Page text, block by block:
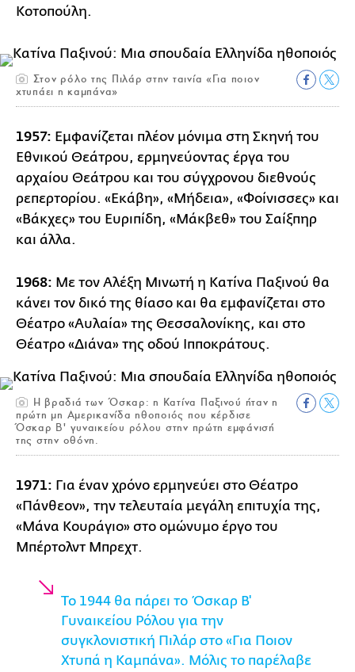
Κοτοπούλη.
Στον ρόλο της Πιλάρ στην ταινία «Για ποιον
χτυπάει η καμπάνα»
1957: Εμφανίζεται πλέον μόνιμα στη Σκηνή του
Εθνικού Θεάτρου, ερμηνεύοντας έργα του
αρχαίου Θεάτρου και του σύγχρονου διεθνούς
ρεπερτορίου. «Εκάβη», «Μήδεια», «Φοίνισσες» και
«Βάκχες» του Ευριπίδη, «Μάκβεθ» του Σαίξπηρ
και άλλα.
1968: Με τον Αλέξη Μινωτή η Κατίνα Παξινού θα
κάνει τον δικό της θίασο και θα εμφανίζεται στο
Θέατρο «Αυλαία» της Θεσσαλονίκης, και στο
Θέατρο «Διάνα» της οδού Ιπποκράτους.
Η βραδιά των Όσκαρ: η Κατίνα Παξινού ήταν η
πρώτη μη Αμερικανίδα ηθοποιός που κέρδισε
Όσκαρ Β' γυναικείου ρόλου στην πρώτη εμφάνισή
της στην οθόνη.
1971: Για έναν χρόνο ερμηνεύει στο Θέατρο
«Πάνθεον», την τελευταία μεγάλη επιτυχία της,
«Μάνα Κουράγιο» στο ομώνυμο έργο του
Μπέρτολντ Μπρεχτ.
Το 1944 θα πάρει το Όσκαρ Β'
Γυναικείου Ρόλου για την
συγκλονιστική Πιλάρ στο «Για Ποιον
Χτυπά η Καμπάνα». Μόλις το παρέλαβε